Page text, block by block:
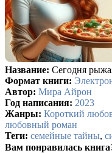
Название: Сегодня
Формат книги:
Автор: Мира Айрон
Год написания: 2023
Жанры: Короткий
любовный роман
Теги: семейные тайны,
Вам понравилась